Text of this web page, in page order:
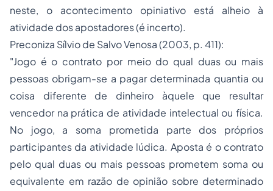
neste, o acontecimento opiniativo está alheio à
atividade dos apostadores (é incerto).
Preconiza Sílvio de Salvo Venosa (2003, p. 411):
"Jogo é o contrato por meio do qual duas ou mais
pessoas obrigam-se a pagar determinada quantia ou
coisa diferente de dinheiro àquele que resultar
vencedor na prática de atividade intelectual ou física.
No jogo, a soma prometida parte dos próprios
participantes da atividade lúdica. Aposta é o contrato
pelo qual duas ou mais pessoas prometem soma ou
equivalente em razão de opinião sobre determinado